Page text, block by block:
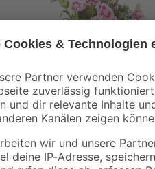
Nelke 'Oscar'
verschiedene Farben